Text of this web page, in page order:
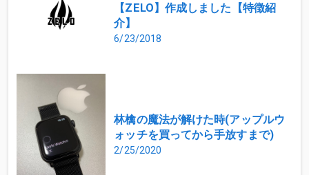
【ZELO】作成しました【特徴紹
介】
6/23/2018
林檎の魔法が解けた時(アップルウ
ォッチを買ってから手放すまで)
2/25/2020